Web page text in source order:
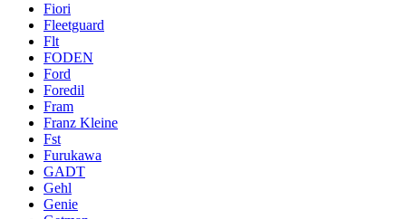
Fiori
Fleetguard
Flt
FODEN
Ford
Foredil
Fram
Franz Kleine
Fst
Furukawa
GADT
Gehl
Genie